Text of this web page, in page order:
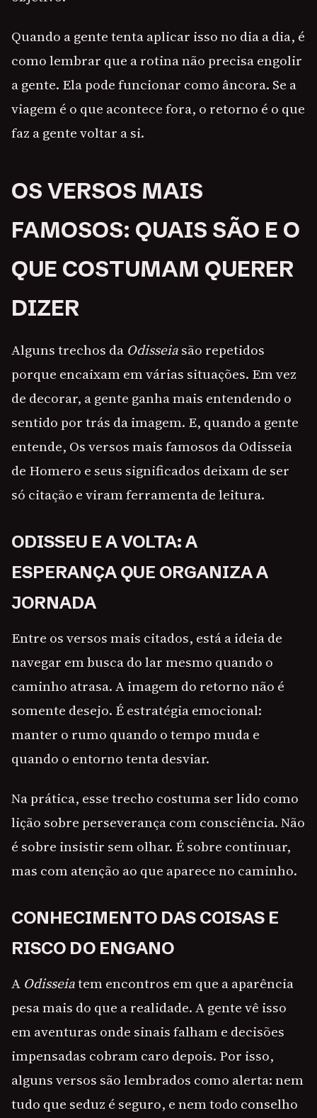
Quando a gente tenta aplicar isso no dia a dia, é
como lembrar que a rotina não precisa engolir
a gente. Ela pode funcionar como âncora. Se a
viagem é o que acontece fora, o retorno é o que
faz a gente voltar a si.
OS VERSOS MAIS
FAMOSOS: QUAIS SÃO E O
QUE COSTUMAM QUERER
DIZER
Alguns trechos da Odisseiasão repetidos
porque encaixam em várias situações. Em vez
de decorar, a gente ganha mais entendendo o
sentido por trás da imagem. E, quando a gente
entende, Os versos mais famosos da Odisseia
de Homero e seus significados deixam de ser
só citação e viram ferramenta de leitura.
ODISSEU E A VOLTA: A
ESPERANÇA QUE ORGANIZA A
JORNADA
Entre os versos mais citados, está a ideia de
navegar em busca do lar mesmo quando o
caminho atrasa. A imagem do retorno não é
somente desejo. É estratégia emocional:
manter o rumo quando o tempo muda e
quando o entorno tenta desviar.
Na prática, esse trecho costuma ser lido como
lição sobre perseverança com consciência. Não
é sobre insistir sem olhar. É sobre continuar,
mas com atenção ao que aparece no caminho.
CONHECIMENTO DAS COISAS E
RISCO DO ENGANO
A Odisseiatem encontros em que a aparência
pesa mais do que a realidade. A gente vê isso
em aventuras onde sinais falham e decisões
impensadas cobram caro depois. Por isso,
alguns versos são lembrados como alerta: nem
tudo que seduz é seguro, e nem todo conselho